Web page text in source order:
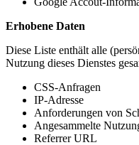
Erhobene Daten
Diese Liste enthält alle
Nutzung dieses Dienstes
CSS-Anfragen
IP-Adresse
Anforderungen von
Angesammelte
Referrer URL